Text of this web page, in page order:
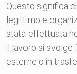
Questo significa
legittimo e
stata effettuata
il lavoro si svolge
esterne o in